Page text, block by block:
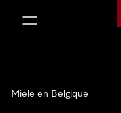
Miele en Belgique